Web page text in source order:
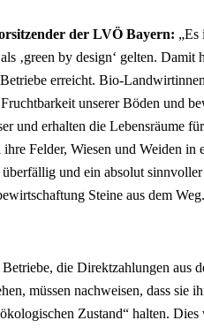
der LVÖ Bayern: „Es
‚green by design‘ gelten. Damit
erreicht. Bio-
unserer Böden und
und erhalten die Lebensräume
Felder, Wiesen und Weiden in
und ein absolut
Steine aus dem
die Direktzahlungen aus
müssen nachweisen, dass sie
Zustand“ halten.